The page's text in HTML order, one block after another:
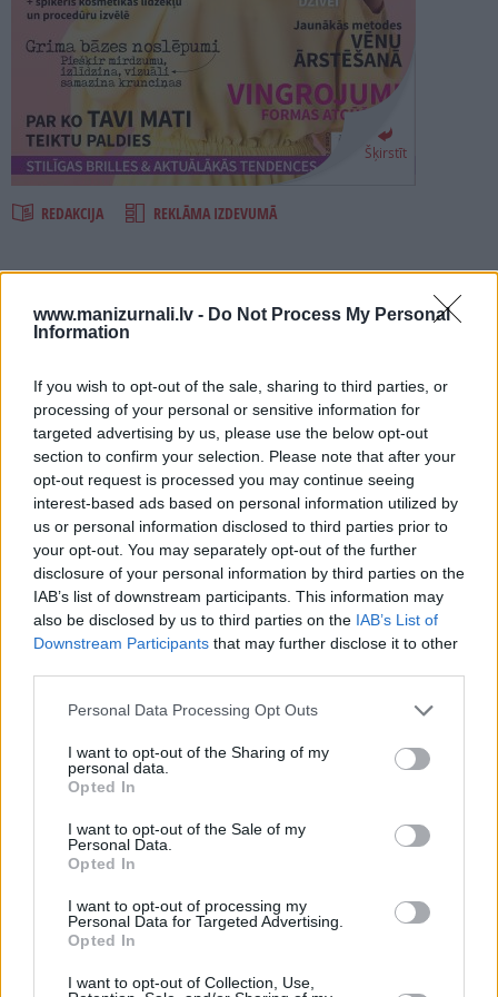
www.manizurnali.lv - Do Not Process My Personal
Information
If you wish to opt-out of the sale, sharing to third parties, or
processing of your personal or sensitive information for
targeted advertising by us, please use the below opt-out
section to confirm your selection. Please note that after your
opt-out request is processed you may continue seeing
interest-based ads based on personal information utilized by
us or personal information disclosed to third parties prior to
your opt-out. You may separately opt-out of the further
disclosure of your personal information by third parties on the
IAB’s list of downstream participants. This information may
also be disclosed by us to third parties on the IAB’s List of
Downstream Participants that may further disclose it to other
Personal Data Processing Opt Outs
I want to opt-out of the Sharing of my
personal data.
Opted In
I want to opt-out of the Sale of my
Personal Data.
Opted In
I want to opt-out of processing my
Personal Data for Targeted Advertising.
Opted In
I want to opt-out of Collection, Use,
SEARCH
Šķirstīt
REDAKCIJA REKLĀMA IZDEVUMĀ
SKAISTUMS 2022
Numurā lasi:
Žurnāla IEVA speciālizlaidums par visu, kas sievietēm
vajadzīgs, lai viņas justos labi un spoguli uzskatītu par
sabiedroto, nevis savu ļaunāko murgu.
kā tikt vaļā no ziemas un stresa radītā saguruma,
kā orientēties anti-age skaistumkopšanas pasaulē, gudri
izmantot piemērotākos kosmētikas produktus un procedūras
gan mājas apstākļos, gan uz profesionāļu kušetītes
kā arī vēl daudzas citas sievišķīgas lietas
Seko mums
Abonēšanas nodaļa
Darba laiks (valsts darba d.)
9:00 - 17:00
+371 67 006 114